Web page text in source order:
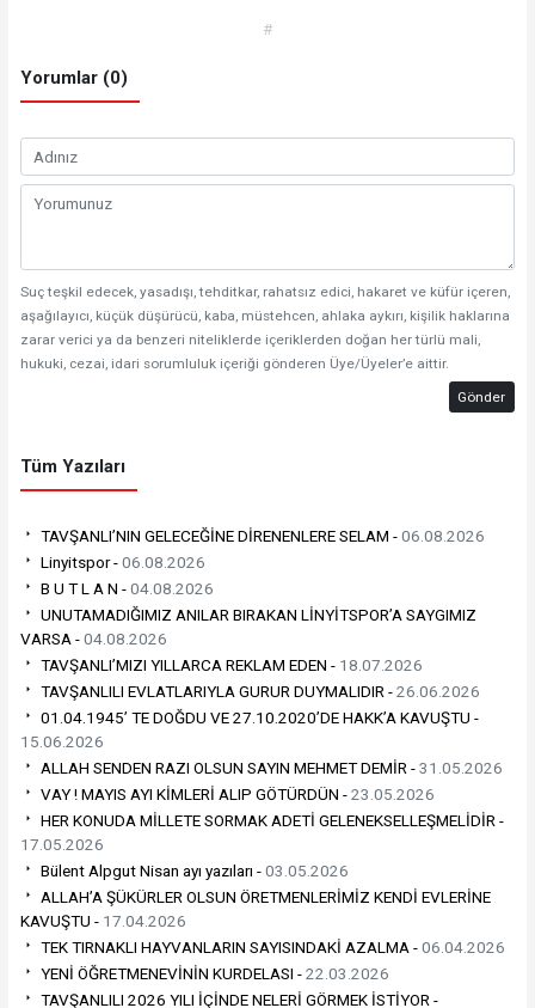
#
Yorumlar (0)
Suç teşkil edecek, yasadışı, tehditkar, rahatsız edici, hakaret ve küfür içeren,
aşağılayıcı, küçük düşürücü, kaba, müstehcen, ahlaka aykırı, kişilik haklarına
zarar verici ya da benzeri niteliklerde içeriklerden doğan her türlü mali,
hukuki, cezai, idari sorumluluk içeriği gönderen Üye/Üyeler’e aittir.
Gönder
Tüm Yazıları
TAVŞANLI’NIN GELECEĞİNE DİRENENLERE SELAM -06.08.2026
Linyitspor -06.08.2026
B U T L A N -04.08.2026
UNUTAMADIĞIMIZ ANILAR BIRAKAN LİNYİTSPOR’A SAYGIMIZ
VARSA -04.08.2026
TAVŞANLI’MIZI YILLARCA REKLAM EDEN - 18.07.2026
TAVŞANLILI EVLATLARIYLA GURUR DUYMALIDIR -26.06.2026
01.04.1945’ TE DOĞDU VE 27.10.2020’DE HAKK’A KAVUŞTU -
15.06.2026
ALLAH SENDEN RAZI OLSUN SAYIN MEHMET DEMİR -31.05.2026
VAY ! MAYIS AYI KİMLERİ ALIP GÖTÜRDÜN -23.05.2026
HER KONUDA MİLLETE SORMAK ADETİ GELENEKSELLEŞMELİDİR -
17.05.2026
Bülent Alpgut Nisan ayı yazıları -03.05.2026
ALLAH’A ŞÜKÜRLER OLSUN ÖRETMENLERİMİZ KENDİ EVLERİNE
KAVUŞTU - 17.04.2026
TEK TIRNAKLI HAYVANLARIN SAYISINDAKİ AZALMA -06.04.2026
YENİ ÖĞRETMENEVİNİN KURDELASI -22.03.2026
TAVŞANLILI 2026 YILI İÇİNDE NELERİ GÖRMEK İSTİYOR -